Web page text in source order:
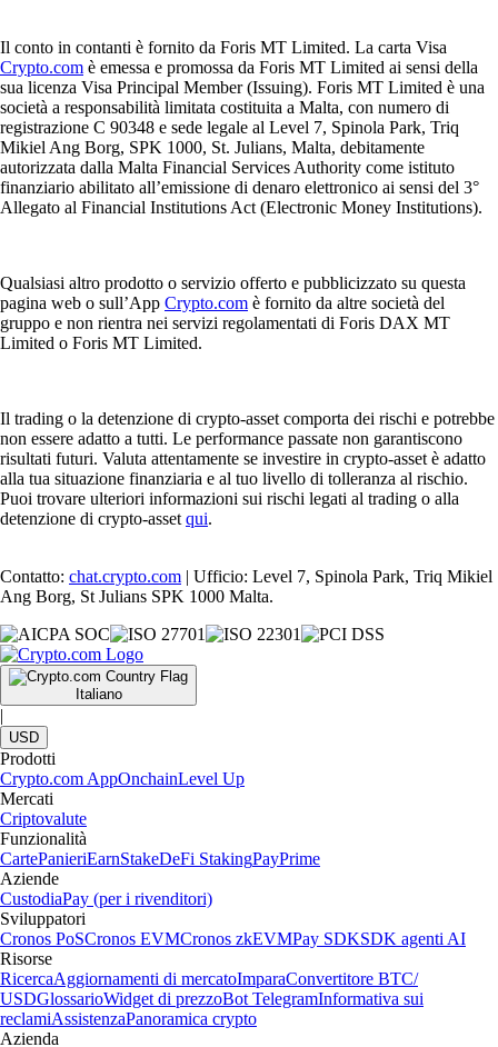
Il conto in contanti è fornito da Foris MT Limited. La carta Visa
Crypto.com è emessa e promossa da Foris MT Limited ai sensi della
sua licenza Visa Principal Member (Issuing). Foris MT Limited è una
società a responsabilità limitata costituita a Malta, con numero di
registrazione C 90348 e sede legale al Level 7, Spinola Park, Triq
Mikiel Ang Borg, SPK 1000, St. Julians, Malta, debitamente
autorizzata dalla Malta Financial Services Authority come istituto
finanziario abilitato all’emissione di denaro elettronico ai sensi del 3°
Allegato al Financial Institutions Act (Electronic Money Institutions).
Qualsiasi altro prodotto o servizio offerto e pubblicizzato su questa
pagina web o sull’App Crypto.com è fornito da altre società del
gruppo e non rientra nei servizi regolamentati di Foris DAX MT
Limited o Foris MT Limited.
Il trading o la detenzione di crypto-asset comporta dei rischi e potrebbe
non essere adatto a tutti. Le performance passate non garantiscono
risultati futuri. Valuta attentamente se investire in crypto-asset è adatto
alla tua situazione finanziaria e al tuo livello di tolleranza al rischio.
Puoi trovare ulteriori informazioni sui rischi legati al trading o alla
detenzione di crypto-asset qui.
Contatto: chat.crypto.com | Ufficio: Level 7, Spinola Park, Triq Mikiel
Ang Borg, St Julians SPK 1000 Malta.
Italiano
|
USD
Prodotti
Crypto.com AppOnchainLevel Up
Mercati
Criptovalute
Funzionalità
CartePanieriEarnStakeDeFi StakingPayPrime
Aziende
CustodiaPay (per i rivenditori)
Sviluppatori
Cronos PoSCronos EVMCronos zkEVMPay SDKSDK agenti AI
Risorse
RicercaAggiornamenti di mercatoImparaConvertitore BTC/
USDGlossarioWidget di prezzoBot TelegramInformativa sui
reclamiAssistenzaPanoramica crypto
Azienda